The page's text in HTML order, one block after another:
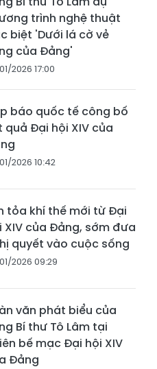
trình nghệ thuật
biệt 'Dưới lá cờ vẻ
của Đảng'
2026 17:00
báo quốc tế công bố
quả Đại hội XIV của
2026 10:42
tỏa khí thế mới từ Đại
XIV của Đảng, sớm đưa
quyết vào cuộc sống
2026 09:29
văn phát biểu của
Bí thư Tô Lâm tại
bế mạc Đại hội XIV
Đảng